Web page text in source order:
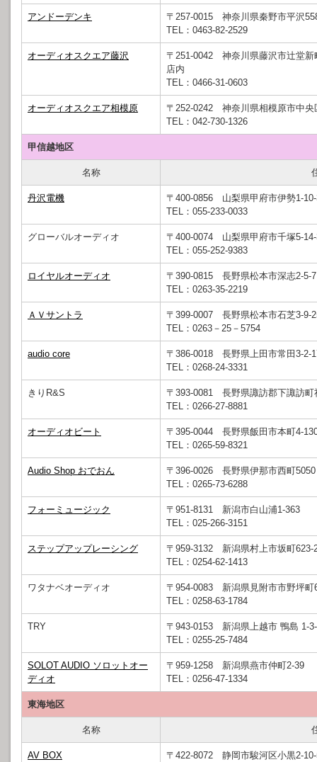
アンドーデンキ
〒257-0015 神奈川県秦野市平沢
TEL：0463-82-2529
オーディオスクエア藤沢
〒251-0042 神奈川県藤沢市辻堂
店内
TEL：0466-31-0603
オーディオスクエア相模原
〒252-0242 神奈川県相模原市中
TEL：042-730-1326
甲信越地区
名称
丹沢電機
〒400-0856 山梨県甲府市伊勢1-
TEL：055-233-0033
グローバルオーディオ
〒400-0074 山梨県甲府市千塚5-
TEL：055-252-9383
ロイヤルオーディオ
〒390-0815 長野県松本市深志2-5-7
TEL：0263-35-2219
ＡＶサントラ
〒399-0007 長野県松本市石芝3-9-
TEL：0263－25－5754
audio core
〒386-0018 長野県上田市常田3-2-
TEL：0268-24-3331
きりR&S
〒393-0081 長野県諏訪郡下諏訪町
TEL：0266-27-8881
オーディオビート
〒395-0044 長野県飯田市本町4-
TEL：0265-59-8321
Audio Shop おでおん
〒396-0026 長野県伊那市西町5050
TEL：0265-73-6288
フォーミュージック
〒951-8131 新潟市白山浦1-363
TEL：025-266-3151
ステップアップレーシング
〒959-3132 新潟県村上市坂町623-
TEL：0254-62-1413
ワタナベオーディオ
〒954-0083 新潟県見附市市野坪町
TEL：0258-63-1784
TRY
〒943-0153 新潟県上越市 鴨島 1-
TEL：0255-25-7484
SOLOT AUDIO ソロットオー
ディオ
〒959-1258 新潟県燕市仲町2-39
TEL：0256-47-1334
東海地区
名称
AV BOX
〒422-8072 静岡市駿河区小黒2-